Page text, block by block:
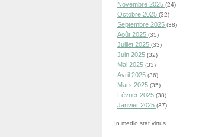
Novembre 2025 (24)
Octobre 2025 (32)
Septembre 2025 (38)
Août 2025 (35)
Juillet 2025 (33)
Juin 2025 (32)
Mai 2025 (33)
Avril 2025 (36)
Mars 2025 (35)
Février 2025 (38)
Janvier 2025 (37)
In medio stat virtus.